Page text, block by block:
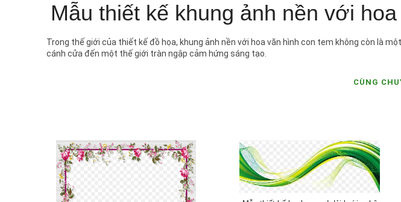
Mẫu thiết kế khung ảnh nền với
Trong thế giới của thiết kế đồ họa, khung ảnh nền với hoa văn hình con tem không còn là
cánh cửa đến một thế giới tràn ngập cảm hứng sáng tạo.
CÙNG